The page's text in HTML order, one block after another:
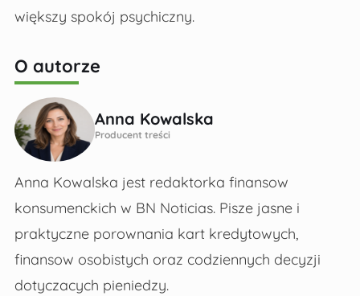
większy spokój psychiczny.
O autorze
Anna Kowalska
Producent treści
Anna Kowalska jest redaktorka finansow
konsumenckich w BN Noticias. Pisze jasne i
praktyczne porownania kart kredytowych,
finansow osobistych oraz codziennych decyzji
dotyczacych pieniedzy.